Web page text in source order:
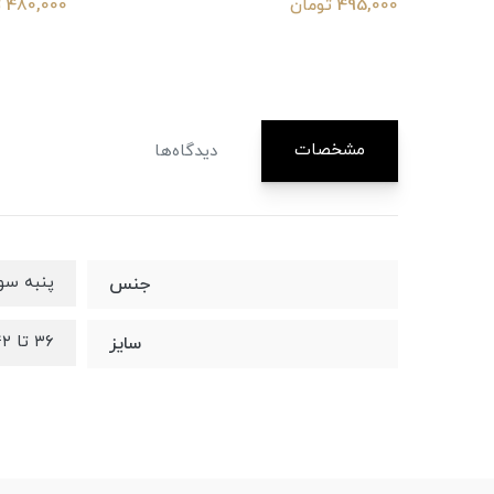
495,000 تومان
480,000 تومان
مشخصات دیدگاه‌ها
جنس پنبه
سایز ۳۶ تا ۴۲